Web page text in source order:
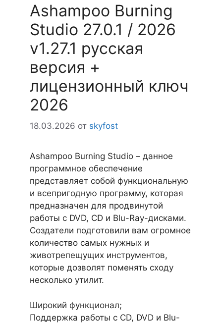
Ashampoo Burning
Studio 27.0.1 / 2026
v1.27.1 русская
версия +
лицензионный ключ
2026
18.03.2026 от skyfost
Ashampoo Burning Studio – данное
программное обеспечение
представляет собой функциональную
и всепригодную программу, которая
предназначен для продвинутой
работы с DVD, CD и Blu-Ray-дисками.
Создатели подготовили вам огромное
количество самых нужных и
животрепещущих инструментов,
которые дозволят поменять сходу
несколько утилит.
Широкий функционал;
Поддержка работы с CD, DVD и Blu-